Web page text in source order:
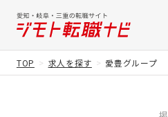
TOP 求人を探す 愛豊グループ